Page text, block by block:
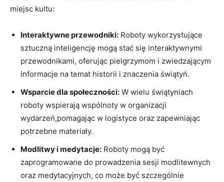
miejsc kultu:
Interaktywne przewodniki: Roboty wykorzystujące
sztuczną inteligencję mogą stać się interaktywnymi
przewodnikami, oferując pielgrzymom i zwiedzającym
informacje na temat historii i znaczenia świątyń.
Wsparcie dla społeczności: W wielu świątyniach
roboty wspierają wspólnoty w organizacji
wydarzeń,pomagając w logistyce oraz zapewniając
potrzebne materiały.
Modlitwy i medytacje: Roboty mogą być
zaprogramowane do prowadzenia sesji modlitewnych
oraz medytacyjnych, co może być szczególnie